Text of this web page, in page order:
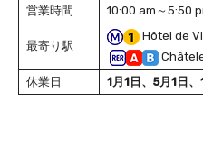
営業時間 10:00 am～5:50
最寄り駅
Hôtel de
休業日
1月1日、5月1日